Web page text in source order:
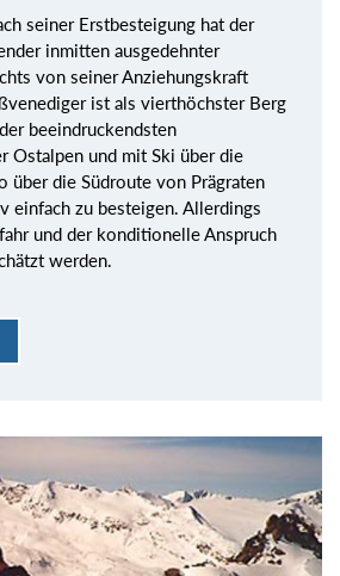
seiner Erstbesteigung hat der
inmitten ausgedehnter
von seiner Anziehungskraft
ist als vierthöchster Berg
beeindruckendsten
Ostalpen und mit Ski über die
über die Südroute von Prägraten
einfach zu besteigen. Allerdings
und der konditionelle Anspruch
werden.